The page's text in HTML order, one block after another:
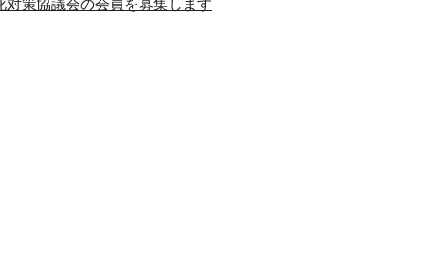
対策協議会の会員を募集します